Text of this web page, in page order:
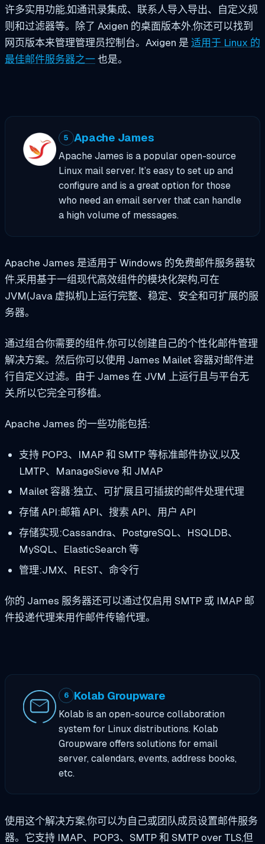
许多实用功能,如通讯录集成、联系人导入导出、自定义规
则和过滤器等。除了 Axigen 的桌面版本外,你还可以找到
网页版本来管理管理员控制台。Axigen 是 适用于 Linux 的
最佳邮件服务器之一也是。
5 Apache James
Apache James is a popular open-source
Linux mail server. It’s easy to set up and
configure and is a great option for those
who need an email server that can handle
a high volume of messages.
Apache James 是适用于 Windows 的免费邮件服务器软
件,采用基于一组现代高效组件的模块化架构,可在
JVM(Java 虚拟机)上运行完整、稳定、安全和可扩展的服
务器。
通过组合你需要的组件,你可以创建自己的个性化邮件管理
解决方案。然后你可以使用 James Mailet 容器对邮件进
行自定义过滤。由于 James 在 JVM 上运行且与平台无
关,所以它完全可移植。
Apache James 的一些功能包括:
支持 POP3、IMAP 和 SMTP 等标准邮件协议,以及
LMTP、ManageSieve 和 JMAP
Mailet 容器:独立、可扩展且可插拔的邮件处理代理
存储 API:邮箱 API、搜索 API、用户 API
存储实现:Cassandra、PostgreSQL、HSQLDB、
MySQL、ElasticSearch 等
管理:JMX、REST、命令行
你的 James 服务器还可以通过仅启用 SMTP 或 IMAP 邮
件投递代理来用作邮件传输代理。
6 Kolab Groupware
Kolab is an open-source collaboration
system for Linux distributions. Kolab
Groupware offers solutions for email
server, calendars, events, address books,
etc.
使用这个解决方案,你可以为自己或团队成员设置邮件服务
器。它支持 IMAP、POP3、SMTP 和 SMTP over TLS,但